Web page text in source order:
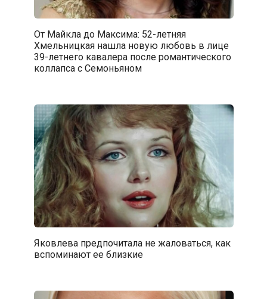
От Майкла до Максима: 52-летняя
Хмельницкая нашла новую любовь в лице
39-летнего кавалера после романтического
коллапса с Семоньяном
Яковлева предпочитала не жаловаться, как
вспоминают ее близкие